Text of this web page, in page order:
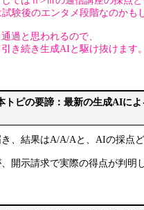
験後のエンタメ段階なのかも
過と思われるので、
き続き生成AIと駆け抜けます
ピの要諦：最新の生成AIによ
、結果はA/A/Aと、AIの採点
開示請求で実際の得点が判明